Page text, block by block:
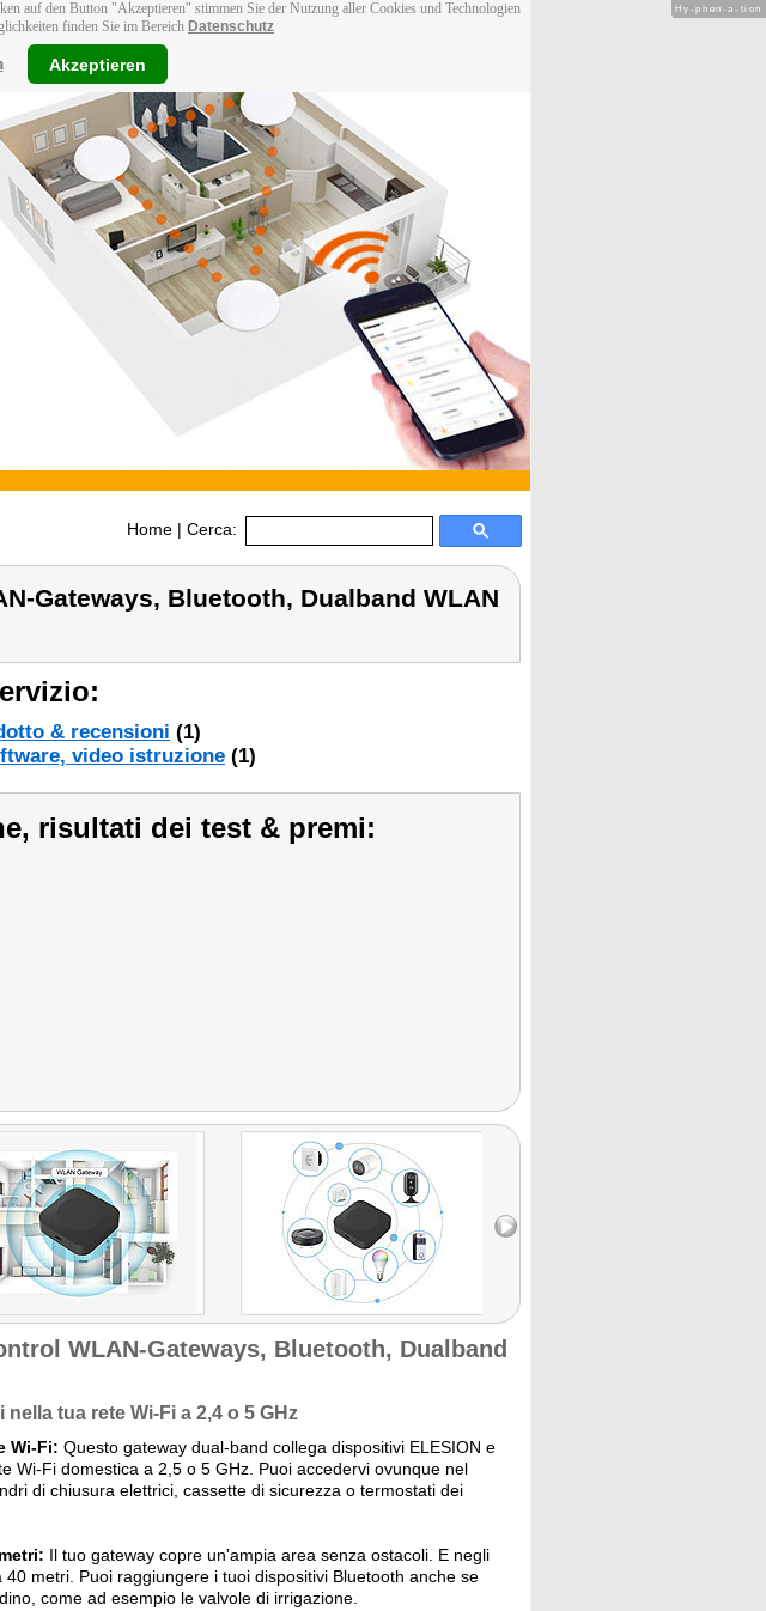
auf den Button "Akzeptieren" stimmen Sie der Nutzung aller Cookies und Technologien
finden Sie im Bereich Datenschutz
Akzeptieren
Home | Cerca:
Gateways, Bluetooth, Dualband WLAN
& recensioni (1)
video istruzione (1)
risultati dei test & premi:
WLAN-Gateways, Bluetooth, Dualband
tua rete Wi-Fi a 2,4 o 5 GHz
Wi-Fi: Questo gateway dual-band collega dispositivi ELESION e
Wi-Fi domestica a 2,5 o 5 GHz. Puoi accedervi ovunque nel
di chiusura elettrici, cassette di sicurezza o termostati dei
Il tuo gateway copre un'ampia area senza ostacoli. E negli
metri. Puoi raggiungere i tuoi dispositivi Bluetooth anche se
come ad esempio le valvole di irrigazione.
Hy-phen-a-tion